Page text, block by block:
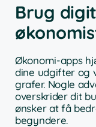
Brug
Økonomi-apps
dine udgifter og
grafer. Nogle
overskrider dit
ønsker at få
begyndere.